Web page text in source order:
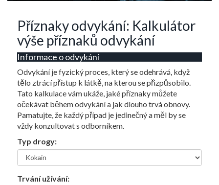
Příznaky odvykání: Kalkulátor
výše příznaků odvykání
Informace o odvykání
Odvykání je fyzický proces, který se odehrává, když
tělo ztrácí přístup k látkě, na kterou se přizpůsobilo.
Tato kalkulace vám ukáže, jaké příznaky můžete
očekávat během odvykání a jak dlouho trvá obnovy.
Pamatujte, že každý případ je jedinečný a měl by se
vždy konzultovat s odborníkem.
Typ drogy:
Trvání užívání: